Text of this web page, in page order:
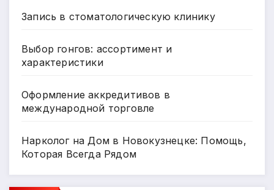
Запись в стоматологическую клинику
Выбор гонгов: ассортимент и
характеристики
Оформление аккредитивов в
международной торговле
Нарколог на Дом в Новокузнецке: Помощь,
Которая Всегда Рядом